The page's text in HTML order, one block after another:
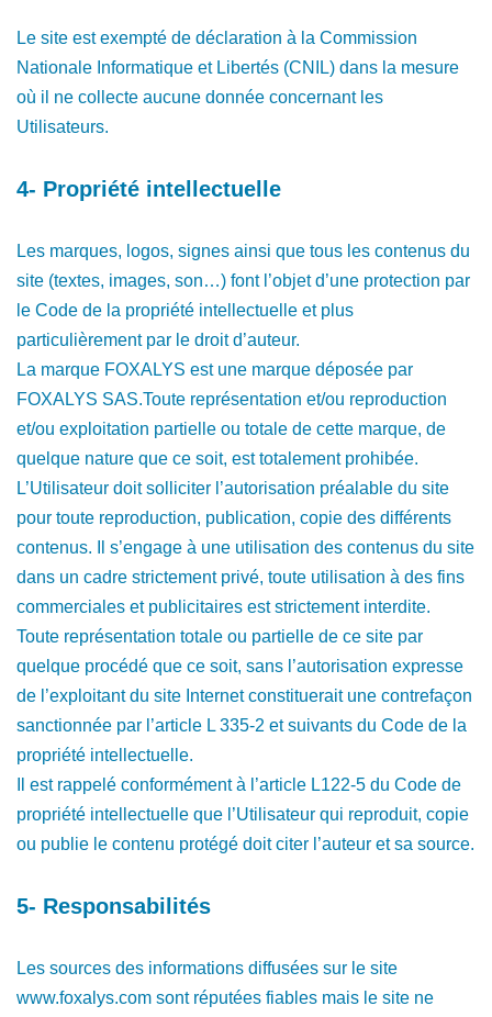
Le site est exempté de déclaration à la Commission
Nationale Informatique et Libertés (CNIL) dans la mesure
où il ne collecte aucune donnée concernant les
Utilisateurs.
4- Propriété intellectuelle
Les marques, logos, signes ainsi que tous les contenus du
site (textes, images, son…) font l’objet d’une protection par
le Code de la propriété intellectuelle et plus
particulièrement par le droit d’auteur.
La marque FOXALYS est une marque déposée par
FOXALYS SAS.Toute représentation et/ou reproduction
et/ou exploitation partielle ou totale de cette marque, de
quelque nature que ce soit, est totalement prohibée.
L’Utilisateur doit solliciter l’autorisation préalable du site
pour toute reproduction, publication, copie des différents
contenus. Il s’engage à une utilisation des contenus du site
dans un cadre strictement privé, toute utilisation à des fins
commerciales et publicitaires est strictement interdite.
Toute représentation totale ou partielle de ce site par
quelque procédé que ce soit, sans l’autorisation expresse
de l’exploitant du site Internet constituerait une contrefaçon
sanctionnée par l’article L 335-2 et suivants du Code de la
propriété intellectuelle.
Il est rappelé conformément à l’article L122-5 du Code de
propriété intellectuelle que l’Utilisateur qui reproduit, copie
ou publie le contenu protégé doit citer l’auteur et sa source.
5- Responsabilités
Les sources des informations diffusées sur le site
www.foxalys.com sont réputées fiables mais le site ne